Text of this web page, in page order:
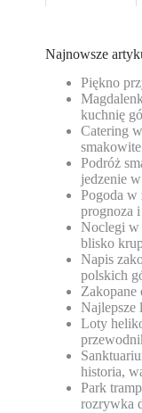
Najnowsze
Piękno
kuchnię
Catering
Podróż
jedzenie
Pogoda w
prognoza
Noclegi w
blisko
Napis
polskich
Zakopane
Najlepsze
Loty
historia,
Park
rozrywka